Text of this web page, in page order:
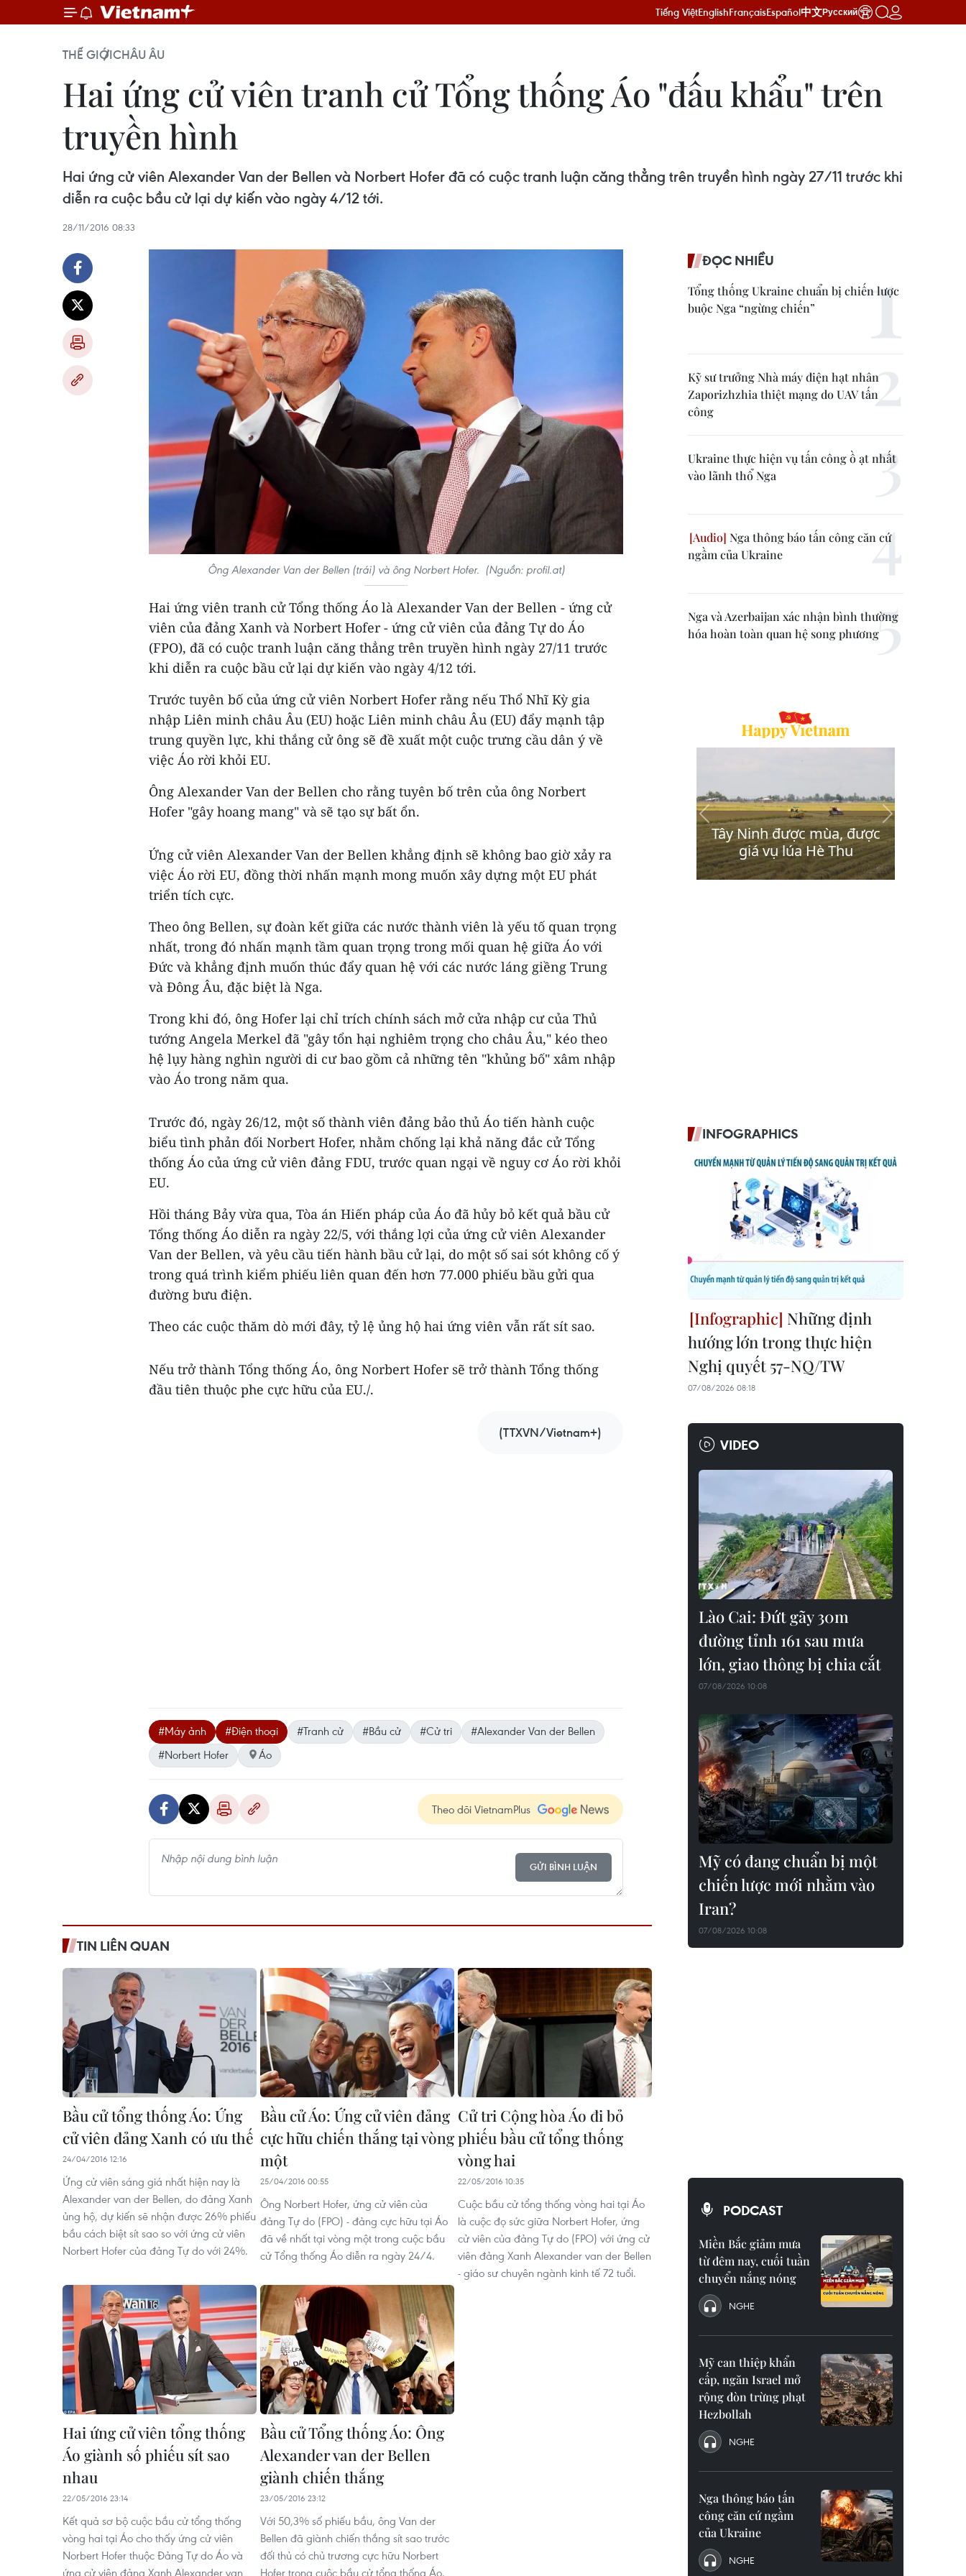
Tiếng ViệtEnglishFrançaisEspañol中文Русский
THẾ GIỚICHÂU ÂU
Hai ứng cử viên tranh cử Tổng thống Áo "đấu khẩu" trên
truyền hình
Hai ứng cử viên Alexander Van der Bellen và Norbert Hofer đã có cuộc tranh luận căng thẳng trên truyền hình ngày 27/11 trước khi
diễn ra cuộc bầu cử lại dự kiến vào ngày 4/12 tới.
28/11/2016 08:33
Ông Alexander Van der Bellen (trái) và ông Norbert Hofer. (Nguồn: profil.at)
Hai ứng viên tranh cử Tổng thống Áo là Alexander Van der Bellen - ứng cử
viên của đảng Xanh và Norbert Hofer - ứng cử viên của đảng Tự do Áo
(FPO), đã có cuộc tranh luận căng thẳng trên truyền hình ngày 27/11 trước
khi diễn ra cuộc bầu cử lại dự kiến vào ngày 4/12 tới.
Trước tuyên bố của ứng cử viên Norbert Hofer rằng nếu Thổ Nhĩ Kỳ gia
nhập Liên minh châu Âu (EU) hoặc Liên minh châu Âu (EU) đẩy mạnh tập
trung quyền lực, khi thắng cử ông sẽ đề xuất một cuộc trưng cầu dân ý về
việc Áo rời khỏi EU.
Ông Alexander Van der Bellen cho rằng tuyên bố trên của ông Norbert
Hofer "gây hoang mang" và sẽ tạo sự bất ổn.
Ứng cử viên Alexander Van der Bellen khẳng định sẽ không bao giờ xảy ra
việc Áo rời EU, đồng thời nhấn mạnh mong muốn xây dựng một EU phát
triển tích cực.
Theo ông Bellen, sự đoàn kết giữa các nước thành viên là yếu tố quan trọng
nhất, trong đó nhấn mạnh tầm quan trọng trong mối quan hệ giữa Áo với
Đức và khẳng định muốn thúc đẩy quan hệ với các nước láng giềng Trung
và Đông Âu, đặc biệt là Nga.
Trong khi đó, ông Hofer lại chỉ trích chính sách mở cửa nhập cư của Thủ
tướng Angela Merkel đã "gây tổn hại nghiêm trọng cho châu Âu," kéo theo
hệ lụy hàng nghìn người di cư bao gồm cả những tên "khủng bố" xâm nhập
vào Áo trong năm qua.
Trước đó, ngày 26/12, một số thành viên đảng bảo thủ Áo tiến hành cuộc
biểu tình phản đối Norbert Hofer, nhằm chống lại khả năng đắc cử Tổng
thống Áo của ứng cử viên đảng FDU, trước quan ngại về nguy cơ Áo rời khỏi
EU.
Hồi tháng Bảy vừa qua, Tòa án Hiến pháp của Áo đã hủy bỏ kết quả bầu cử
Tổng thống Áo diễn ra ngày 22/5, với thắng lợi của ứng cử viên Alexander
Van der Bellen, và yêu cầu tiến hành bầu cử lại, do một số sai sót không cố ý
trong quá trình kiểm phiếu liên quan đến hơn 77.000 phiếu bầu gửi qua
đường bưu điện.
Theo các cuộc thăm dò mới đây, tỷ lệ ủng hộ hai ứng viên vẫn rất sít sao.
Nếu trở thành Tổng thống Áo, ông Norbert Hofer sẽ trở thành Tổng thống
đầu tiên thuộc phe cực hữu của EU./.
(TTXVN/Vietnam+)
#Máy ảnh #Điện thoại #Tranh cử #Bầu cử #Cử tri
#Alexander Van der Bellen
#Norbert Hofer
Áo
Theo dõi VietnamPlus
GỬI BÌNH LUẬN
TIN LIÊN QUAN
Bầu cử tổng thống Áo: Ứng
cử viên đảng Xanh có ưu thế
24/04/2016 12:16
Ứng cử viên sáng giá nhất hiện nay là
Alexander van der Bellen, do đảng Xanh
ủng hộ, dự kiến sẽ nhận được 26% phiếu
bầu cách biệt sít sao so với ứng cử viên
Norbert Hofer của đảng Tự do với 24%.
Bầu cử Áo: Ứng cử viên đảng
cực hữu chiến thắng tại vòng
một
25/04/2016 00:55
Ông Norbert Hofer, ứng cử viên của
đảng Tự do (FPO) - đảng cực hữu tại Áo
đã về nhất tại vòng một trong cuộc bầu
cử Tổng thống Áo diễn ra ngày 24/4.
Cử tri Cộng hòa Áo đi bỏ
phiếu bầu cử tổng thống
vòng hai
22/05/2016 10:35
Cuộc bầu cử tổng thống vòng hai tại Áo
là cuộc đọ sức giữa Norbert Hofer, ứng
cử viên của đảng Tự do (FPO) với ứng cử
viên đảng Xanh Alexander van der Bellen
- giáo sư chuyên ngành kinh tế 72 tuổi.
Hai ứng cử viên tổng thống
Áo giành số phiếu sít sao
nhau
22/05/2016 23:14
Kết quả sơ bộ cuộc bầu cử tổng thống
vòng hai tại Áo cho thấy ứng cử viên
Norbert Hofer thuộc Đảng Tự do Áo và
ứng cử viên đảng Xanh Alexander van
Bầu cử Tổng thống Áo: Ông
Alexander van der Bellen
giành chiến thắng
23/05/2016 23:12
Với 50,3% số phiếu bầu, ông Van der
Bellen đã giành chiến thắng sít sao trước
đối thủ có chủ trương cực hữu Norbert
Hofer trong cuộc bầu cử tổng thống Áo.
ĐỌC NHIỀU
Tổng thống Ukraine chuẩn bị chiến lược
buộc Nga “ngừng chiến”
Kỹ sư trưởng Nhà máy điện hạt nhân
Zaporizhzhia thiệt mạng do UAV tấn
công
Ukraine thực hiện vụ tấn công ồ ạt nhất
vào lãnh thổ Nga
Nga thông báo tấn công căn cứ
ngầm của Ukraine
Nga và Azerbaijan xác nhận bình thường
hóa hoàn toàn quan hệ song phương
INFOGRAPHICS
Những định
hướng lớn trong thực hiện
Nghị quyết 57-NQ/TW
07/08/2026 08:18
VIDEO
Lào Cai: Đứt gãy 30m
đường tỉnh 161 sau mưa
lớn, giao thông bị chia cắt
07/08/2026 10:08
Mỹ có đang chuẩn bị một
chiến lược mới nhằm vào
Iran?
07/08/2026 10:08
PODCAST
Miền Bắc giảm mưa
từ đêm nay, cuối tuần
chuyển nắng nóng
NGHE
Mỹ can thiệp khẩn
cấp, ngăn Israel mở
rộng đòn trừng phạt
Hezbollah
NGHE
Nga thông báo tấn
công căn cứ ngầm
của Ukraine
NGHE